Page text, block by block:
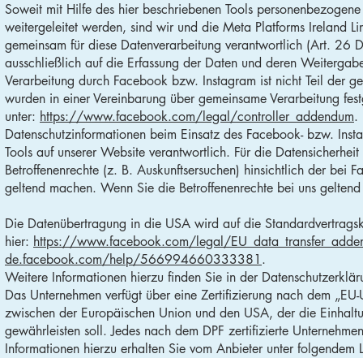
Soweit mit Hilfe des hier beschriebenen Tools
weitergeleitet werden, sind wir und die Meta Platforms Ireland
gemeinsam für diese Datenverarbeitung verantwortlich (Art. 26
ausschließlich auf die Erfassung der Daten und deren
Verarbeitung durch Facebook bzw. Instagram ist nicht Teil der
wurden in einer Vereinbarung über gemeinsame Verarbeitung
unter: https://www.facebook.com/legal/controller_addendum.
Datenschutzinformationen beim Einsatz des Facebook- bzw.
Tools auf unserer Website verantwortlich. Für die
Betroffenenrechte (z. B. Auskunftsersuchen) hinsichtlich der
geltend machen. Wenn Sie die Betroffenenrechte bei uns
Die Datenübertragung in die USA wird auf die
hier: https://www.facebook.com/legal/
de.facebook.com/help/566994660333381 .
Weitere Informationen hierzu finden Sie in der
Das Unternehmen verfügt über eine Zertifizierung nach dem
zwischen der Europäischen Union und den USA, der die
gewährleisten soll. Jedes nach dem DPF zertifizierte
Informationen hierzu erhalten Sie vom Anbieter unter folgendem